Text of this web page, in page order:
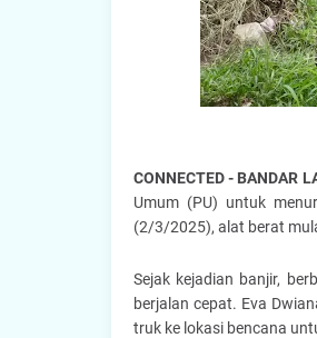
CONNECTED - BANDAR
Umum (PU) untuk
(2/3/2025), alat berat
Sejak kejadian banjir,
berjalan cepat. Eva
truk ke lokasi bencana